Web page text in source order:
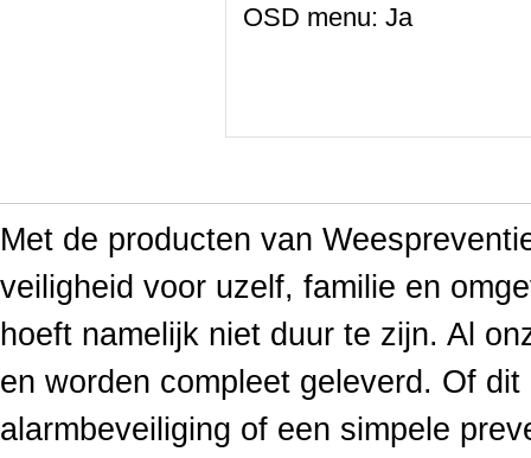
OSD menu: Ja
Met de producten van
veiligheid voor uzelf, familie en
hoeft namelijk niet duur te zijn. Al
en worden compleet geleverd. Of
alarmbeveiliging of een simpele